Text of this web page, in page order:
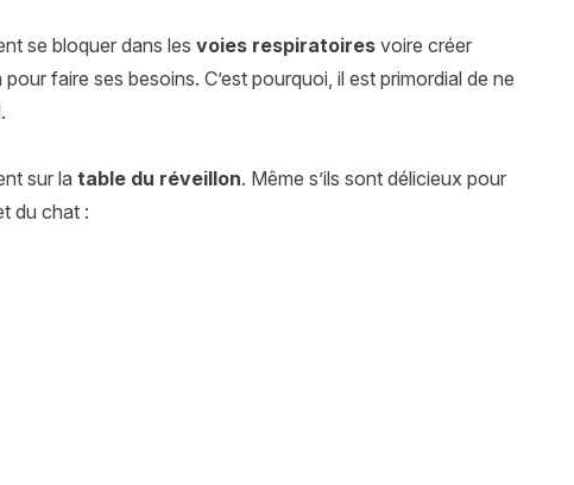
se bloquer dans les voies respiratoires voire créer
faire ses besoins. C’est pourquoi, il est primordial de ne
sur la table du réveillon. Même s’ils sont délicieux pour
du chat :